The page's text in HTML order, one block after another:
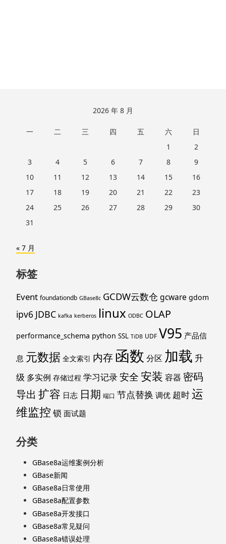
2026 年 8 月
一 二 三 四 五 六
日
1
2
3
4 5 6 7 8
9
10
11 12 13 14 15
16
17
18 19 20 21 22
23
24
25 26 27 28 29
30
31
« 7 月
标签
Event foundationdb GBase8c GCDW云数仓 gcware gdom
ipv6 JDBC kafka kerberos linux ODBC OLAP
performance_schema python SSL TiDB UDF V95 产品信
息 元数据 全文索引 内存函数 分区 加载 升
级 多实例 存储过程 学习记录安全安装 容器 密码
导出 扩容 日志 日期 端口 节点替换 调优 超时运
维监控 锁 面试题
分类
GBase8a运维案例分析
GBase新闻
GBase8a日常使用
GBase8a配置参数
GBase8a开发接口
GBase8a常见疑问
GBase8a错误处理